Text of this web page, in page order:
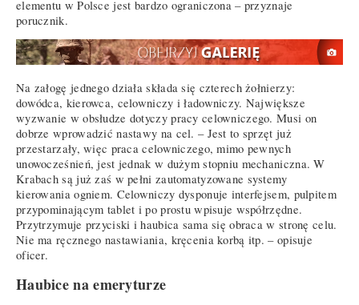
elementu w Polsce jest bardzo ograniczona – przyznaje
porucznik.
Na załogę jednego działa składa się czterech żołnierzy:
dowódca, kierowca, celowniczy i ładowniczy. Największe
wyzwanie w obsłudze dotyczy pracy celowniczego. Musi on
dobrze wprowadzić nastawy na cel. – Jest to sprzęt już
przestarzały, więc praca celowniczego, mimo pewnych
unowocześnień, jest jednak w dużym stopniu mechaniczna. W
Krabach są już zaś w pełni zautomatyzowane systemy
kierowania ogniem. Celowniczy dysponuje interfejsem, pulpitem
przypominającym tablet i po prostu wpisuje współrzędne.
Przytrzymuje przyciski i haubica sama się obraca w stronę celu.
Nie ma ręcznego nastawiania, kręcenia korbą itp. – opisuje
oficer.
Haubice na emeryturze